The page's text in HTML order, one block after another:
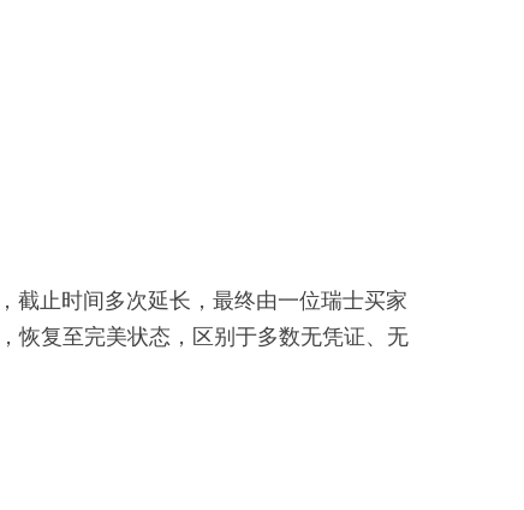
截止时间多次延长，最终由一位瑞士买家
恢复至完美状态，区别于多数无凭证、无